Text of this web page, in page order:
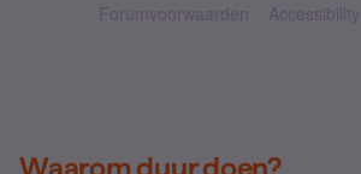
Forumvoorwaarden
Waarom duur doen?